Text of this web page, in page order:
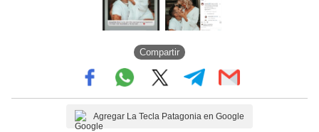
Compartir
Agregar La Tecla Patagonia en Google